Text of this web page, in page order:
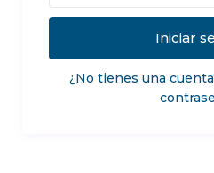
Iniciar
¿No tienes una